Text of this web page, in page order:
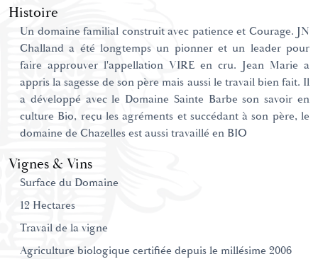
Histoire
Un domaine familial construit avec patience et Courage. JN
Challand a été longtemps un pionner et un leader pour
faire approuver l'appellation VIRE en cru. Jean Marie a
appris la sagesse de son père mais aussi le travail bien fait. Il
a développé avec le Domaine Sainte Barbe son savoir en
culture Bio, reçu les agréments et succédant à son père, le
domaine de Chazelles est aussi travaillé en BIO
Vignes & Vins
Surface du Domaine
12 Hectares
Travail de la vigne
Agriculture biologique certifiée depuis le millésime 2006